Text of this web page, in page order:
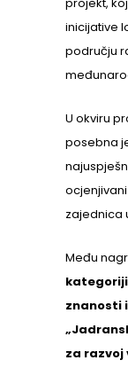
inicijative
području
U okviru
posebna
zajednica
Među
znanosti
za razvoj